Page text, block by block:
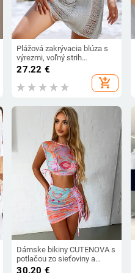
Plážová zakrývacia blúza s
výrezmi, voľný strih
(polyester; 100% polyester;
pláž/dovolenka/plávanie)
27.22 €
add_shopping_cart
Dámske bikiny CUTENOVA s
potlačou zo sieťoviny a
minisukňou s vysokým
30.20 €